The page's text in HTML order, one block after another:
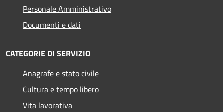
Personale Amministrativo
Documenti e dati
CATEGORIE DI SERVIZIO
Anagrafe e stato civile
Cultura e tempo libero
Vita lavorativa